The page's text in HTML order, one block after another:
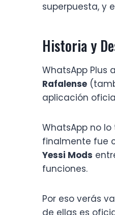
superpuesta, y
Historia y
WhatsApp Plus
Rafalense
aplicación
WhatsApp no
finalmente fue
Yessi Mods
funciones.
Por eso verás